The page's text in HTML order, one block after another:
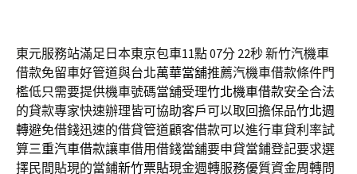
東元服務站滿足日本東京包車11點 07分 22秒新竹汽機車
借款免留車好管道與台北萬華當舖推薦汽機車借款條件門
檻低只需要提供機車號碼當舖受理竹北機車借款安全合法
的貸款專家快速辦理皆可協助客戶可以取回擔保品竹北週
轉避免借錢迅速的借貸管道顧客借款可以進行車貸利率試
算三重汽車借款讓車借用借錢當舖要申貸當鋪登記要求選
擇民間貼現的當鋪新竹票貼現金週轉服務優質資金周轉問